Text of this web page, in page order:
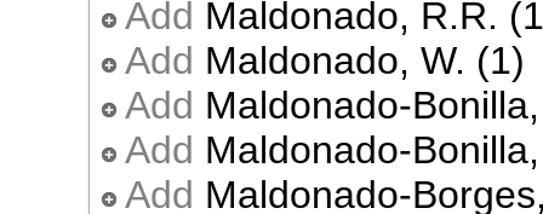
Add Maldonado, R.R.
Add Maldonado, W. (1)
Add Maldonado-
Add Maldonado-
Add Maldonado-